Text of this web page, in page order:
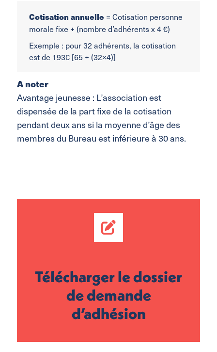
Cotisation annuelle = Cotisation personne
morale fixe + (nombre d’adhérents x 4 €)
Exemple : pour 32 adhérents, la cotisation
est de 193€ [65 + (32×4)]
A noter
Avantage jeunesse : L’association est
dispensée de la part fixe de la cotisation
pendant deux ans si la moyenne d’âge des
membres du Bureau est inférieure à 30 ans.
Télécharger le dossier
de demande
d’adhésion